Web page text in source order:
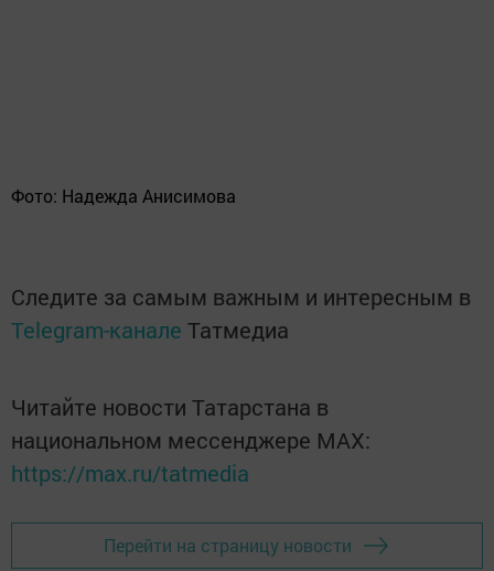
Фото: Надежда Анисимова
Следите за самым важным и интересным в
Telegram-канале Татмедиа
Читайте новости Татарстана в
национальном мессенджере MАХ:
https://max.ru/tatmedia
Перейти на страницу новости